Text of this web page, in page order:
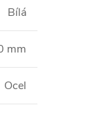
Bílá
mm
Ocel